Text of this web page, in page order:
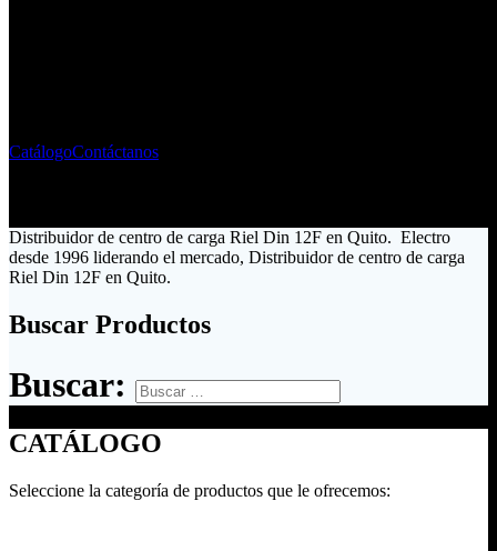
CatálogoContáctanos
Distribuidor de centro de carga Riel Din 12F en Quito. Electro
desde 1996 liderando el mercado, Distribuidor de centro de carga
Riel Din 12F en Quito.
Buscar Productos
Buscar:
CATÁLOGO
Seleccione la categoría de productos que le ofrecemos: